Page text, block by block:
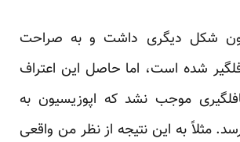
شکل دیگری داشت و به صراحت
شده است، اما حاصل این اعتراف
موجب نشد که اپوزیسیون به
مثلاً به این نتیجه از نظر من واقعی